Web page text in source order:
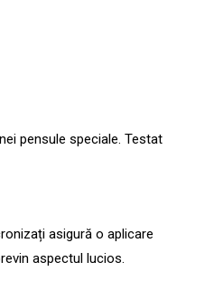
pensule speciale. Testat
asigură o aplicare
aspectul lucios.